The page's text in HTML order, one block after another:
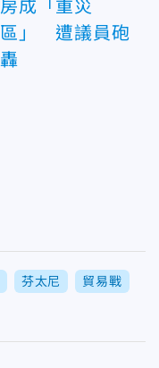
房成「重災
區」 遭議員砲
轟
芬太尼 貿易戰